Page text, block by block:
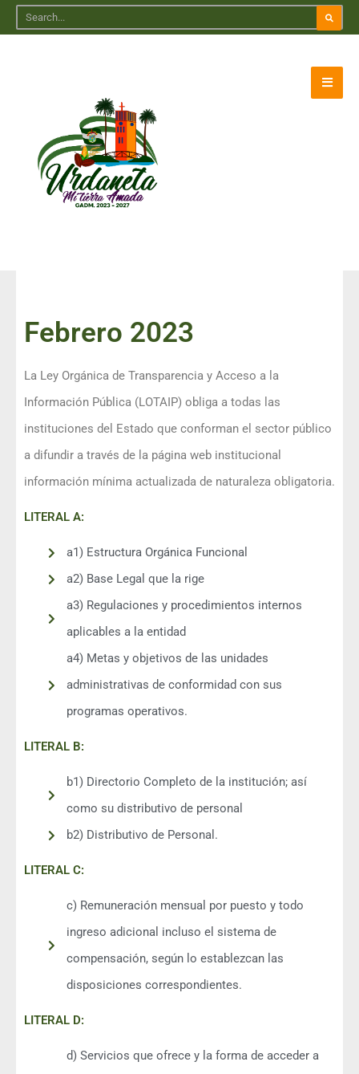
Febrero 2023
La Ley Orgánica de Transparencia y Acceso a la
Información Pública (LOTAIP) obliga a todas las
instituciones del Estado que conforman el sector público
a difundir a través de la página web institucional
información mínima actualizada de naturaleza obligatoria.​​​​
LITERAL A:
a1) Estructura Orgánica Funcional
a2) Base Legal que la rige
a3) Regulaciones y procedimientos internos
aplicables a la entidad
a4) Metas y objetivos de las unidades
administrativas de conformidad con sus
programas operativos.
LITERAL B:
b1) Directorio Completo de la institución; así
como su distributivo de personal
b2) Distributivo de Personal.
LITERAL C:
c) Remuneración mensual por puesto y todo
ingreso adicional incluso el sistema de
compensación, según lo establezcan las
disposiciones correspondientes.
LITERAL D:
d) Servicios que ofrece y la forma de acceder a